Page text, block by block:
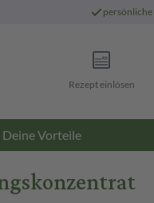
persönliche
Rezept einlösen
Deine Vorteile